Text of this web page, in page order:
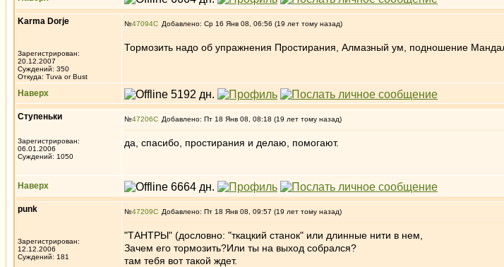
Karma Dorje
Зарегистрирован:
20.12.2007
Суждений: 350
Откуда: Tuva or Bust
№47094 Добавлено: Ср 16 Янв 08, 06:56 (19 лет тому назад)
Тормозить надо об упражнения Простирания, Алмазный ум, подношение
Наверх
Ступеньки
Зарегистрирован:
06.01.2006
Суждений: 1050
№47206 Добавлено: Пт 18 Янв 08, 08:18 (19 лет тому назад)
да, спасибо, простирания и делаю, помогают.
Наверх
punk
Зарегистрирован:
12.12.2006
Суждений: 181
№47209 Добавлено: Пт 18 Янв 08, 09:57 (19 лет тому назад)
"ТАНТРЫ" (дословно: "ткацкий станок" или длинные нити в нем,
Зачем его тормозить?Или ты на выход собрался?
там тебя вот такой ждет.